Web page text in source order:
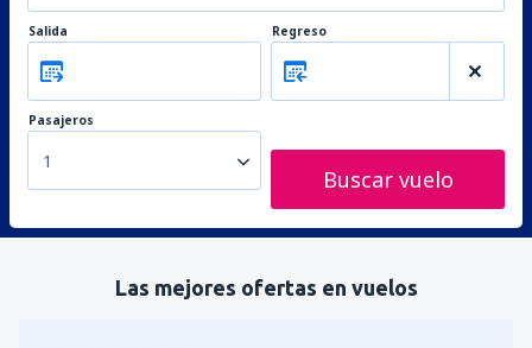
Salida Regreso
Pasajeros
1
Buscar vuelo
Las mejores ofertas en vuelos